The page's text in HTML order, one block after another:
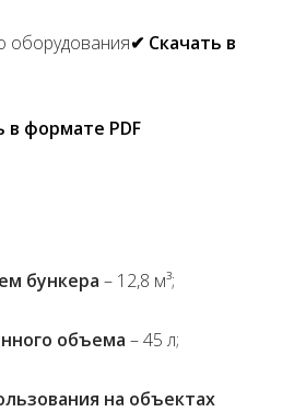
оборудования✔ Скачать в
в формате PDF
бункера – 12,8 м³;
объема – 45 л;
на объектах